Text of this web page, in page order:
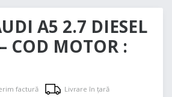
A5 2.7 DIESEL
COD MOTOR :
factură Livrare în țară